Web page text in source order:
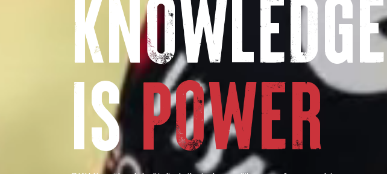
KNOWLEDGE
ISPOWER